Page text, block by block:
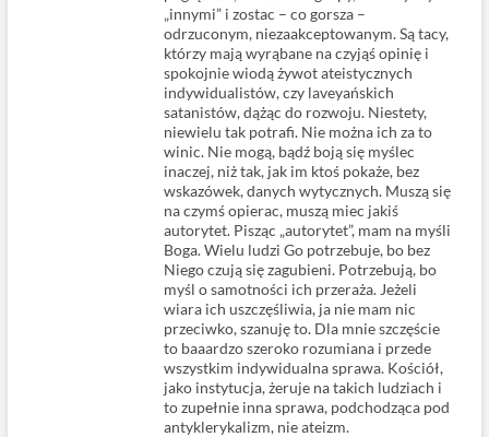
„innymi” i zostac – co gorsza –
odrzuconym, niezaakceptowanym. Są tacy,
którzy mają wyrąbane na czyjąś opinię i
spokojnie wiodą żywot ateistycznych
indywidualistów, czy laveyańskich
satanistów, dążąc do rozwoju. Niestety,
niewielu tak potrafi. Nie można ich za to
winic. Nie mogą, bądź boją się myślec
inaczej, niż tak, jak im ktoś pokaże, bez
wskazówek, danych wytycznych. Muszą się
na czymś opierac, muszą miec jakiś
autorytet. Pisząc „autorytet”, mam na myśli
Boga. Wielu ludzi Go potrzebuje, bo bez
Niego czują się zagubieni. Potrzebują, bo
myśl o samotności ich przeraża. Jeżeli
wiara ich uszczęśliwia, ja nie mam nic
przeciwko, szanuję to. Dla mnie szczęście
to baaardzo szeroko rozumiana i przede
wszystkim indywidualna sprawa. Kościół,
jako instytucja, żeruje na takich ludziach i
to zupełnie inna sprawa, podchodząca pod
antyklerykalizm, nie ateizm.